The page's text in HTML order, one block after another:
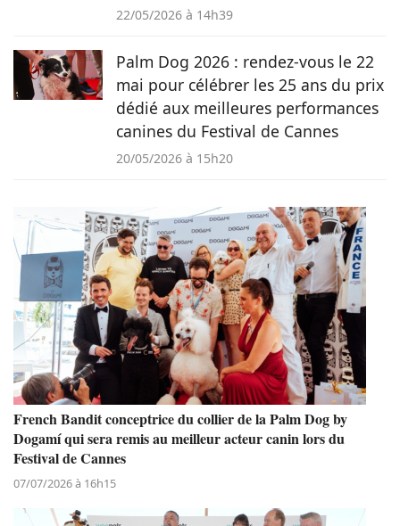
22/05/2026 à 14h39
Palm Dog 2026 : rendez-vous le 22
mai pour célébrer les 25 ans du prix
dédié aux meilleures performances
canines du Festival de Cannes
20/05/2026 à 15h20
French Bandit conceptrice du collier de la Palm Dog by
Dogamí qui sera remis au meilleur acteur canin lors du
Festival de Cannes
07/07/2026 à 16h15